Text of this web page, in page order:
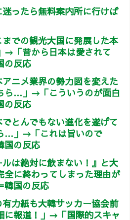
ったら無料案内所に行けば
での観光大国に発展した本
「昔から日本は愛されて
の反応
ニメ業界の勢力図を変えた
ら…」→「こういうのが面白
の反応
とんでもない進化を遂げて
…」→「これは旨いので
国の反応
は絶対に飲まない！』と大
全に終わってしまった理由が
韓国の反応
力紙も大韓サッカー協会前
に報道！」→「国際的スキャ